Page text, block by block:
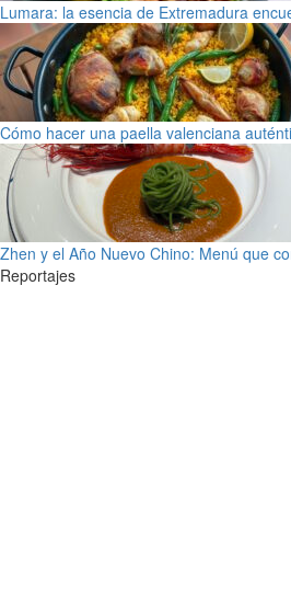
Lumara: la esencia de Extremadura
Cómo hacer una paella valenciana
Zhen y el Año Nuevo Chino: Menú que
Reportajes